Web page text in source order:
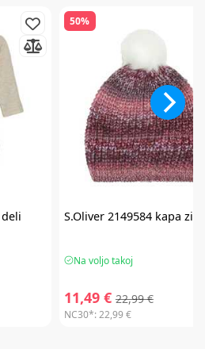
50%
S.Oliver2149584 kapa
Na voljo takoj
11,49 € 22,99 €
NC30*:22,99 €